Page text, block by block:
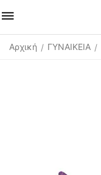
Αρχική / ΓΥΝΑΙΚΕΙΑ /